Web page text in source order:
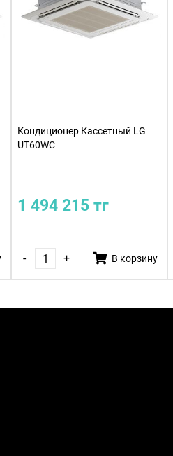
Кондиционер Кассетный LG
UT60WC
1 494 215 тг
- + В корзину